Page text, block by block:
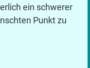
ein schwerer
Punkt zu